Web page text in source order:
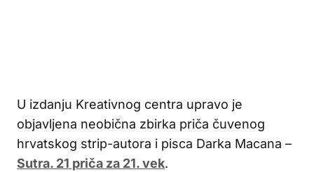
U izdanju Kreativnog centra upravo je
objavljena neobična zbirka priča čuvenog
hrvatskog strip-autora i pisca Darka Macana –
Sutra. 21 priča za 21. vek.